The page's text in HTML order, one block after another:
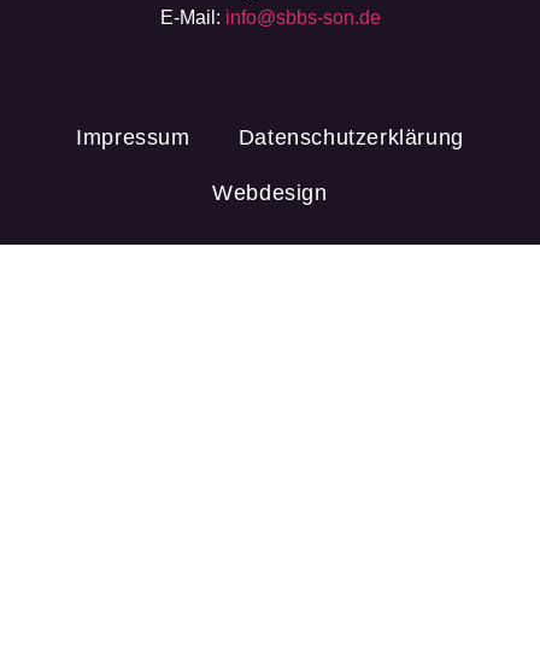
E-Mail: info@sbbs-son.de
Impressum Datenschutzerklärung
Webdesign